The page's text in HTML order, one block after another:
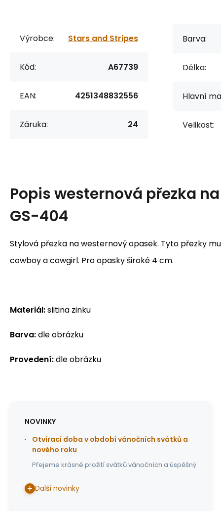
Výrobce: Stars and Stripes
Kód: A67739
EAN: 4251348832556
Záruka: 24
Barva:
Délka:
Hlavní
Velikost:
Popiswesternová přezka
GS-404
Stylová přezka na westernový opasek. Tyto přezky
cowboy a cowgirl. Pro opasky široké 4 cm.
Materiál:slitina zinku
Barva:dle obrázku
Provedení:dle obrázku
NOVINKY
Otvírací doba v období vánočních svátků a
nového roku
Přejeme krásné prožití svátků vánočních a úspěšný
Další novinky